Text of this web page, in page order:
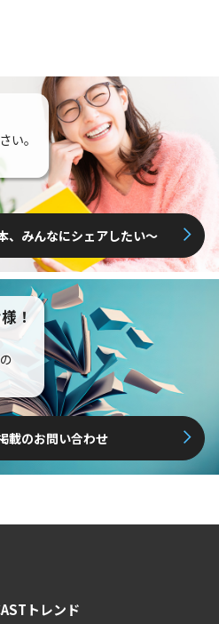
い。
、みんなにシェアしたい〜
！
載のお問い合わせ
トレンド